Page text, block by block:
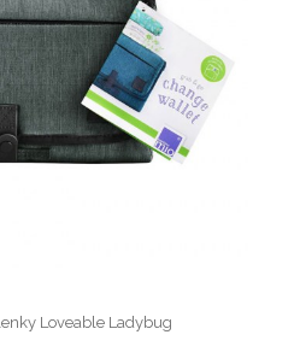
Loveable Ladybug